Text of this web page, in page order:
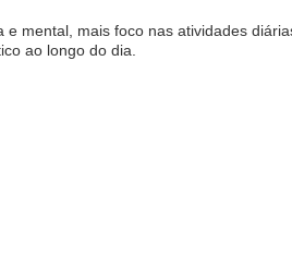
mental, mais foco nas atividades
ao longo do dia.